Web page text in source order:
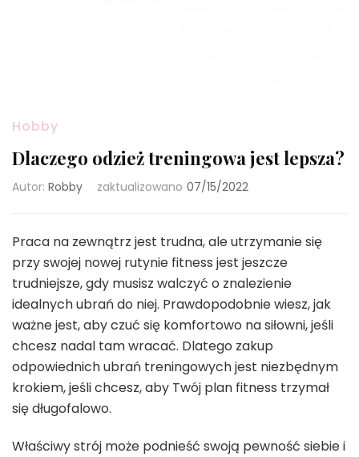
Hobby
Dlaczego odzież treningowa jest lepsza?
Autor: Robby zaktualizowano 07/15/2022
Praca na zewnątrz jest trudna, ale utrzymanie się
przy swojej nowej rutynie fitness jest jeszcze
trudniejsze, gdy musisz walczyć o znalezienie
idealnych ubrań do niej. Prawdopodobnie wiesz, jak
ważne jest, aby czuć się komfortowo na siłowni, jeśli
chcesz nadal tam wracać. Dlatego zakup
odpowiednich ubrań treningowych jest niezbędnym
krokiem, jeśli chcesz, aby Twój plan fitness trzymał
się długofalowo.
Właściwy strój może podnieść swoją pewność siebie i